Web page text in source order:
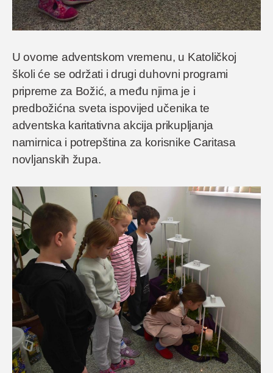
U ovome adventskom vremenu, u Katoličkoj
školi će se održati i drugi duhovni programi
pripreme za Božić, a među njima je i
predbožićna sveta ispovijed učenika te
adventska karitativna akcija prikupljanja
namirnica i potrepština za korisnike Caritasa
novljanskih župa.